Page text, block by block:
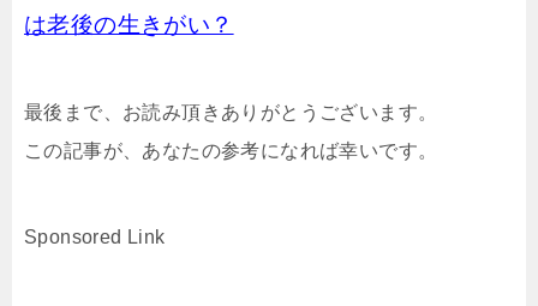
は老後の生きがい？
最後まで、お読み頂きありがとうございます。
この記事が、あなたの参考になれば幸いです。
Sponsored Link